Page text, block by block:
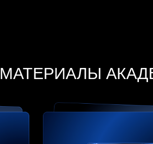
МАТЕРИАЛЫ